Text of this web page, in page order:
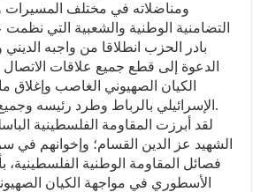
ومناضلاته في مختلف المسيرات
التضامنية الوطنية والشعبية التي نظمت
بادر الحزب انطلاقا من واجبه الديني
الدعوة إلى قطع جميع علاقات الاتصال
الكيان الصهيوني الغاصب وإغلاق
الإسرائيلي بالرباط وطرد رئيسه وجميع ممثليه بشكل رسمي.
لقد أبرزت المقاومة الفلسطينية
الشهيد عز الدين القسام؛ وإخوانهم في
فصائل المقاومة الوطنية الفلسطينية،
الأسطوري في مواجهة الكيان